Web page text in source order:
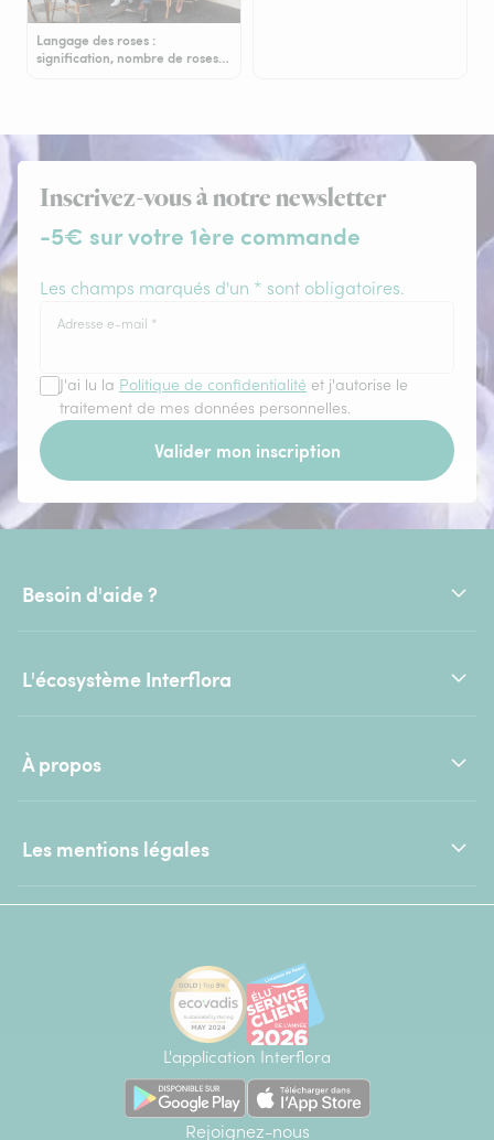
Langage des roses :
signification, nombre de roses…
Inscrivez-vous à notre newsletter
-5€ sur votre 1ère commande
Les champs marqués d'un * sont obligatoires.
Adresse e-mail *
J'ai lu la Politique de confidentialité et j'autorise le
traitement de mes données personnelles.
Valider mon inscription
Besoin d'aide ?
L'écosystème Interflora
À propos
Les mentions légales
L'application Interflora
Rejoignez-nous